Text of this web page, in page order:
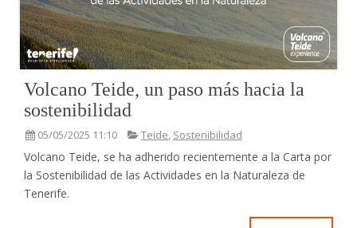
Volcano Teide, un paso más hacia la
sostenibilidad
05/05/2025 11:10 Teide, Sostenibilidad
Volcano Teide, se ha adherido recientemente a la Carta por
la Sostenibilidad de las Actividades en la Naturaleza de
Tenerife.